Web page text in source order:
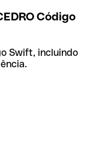
Código
Swift, incluindo